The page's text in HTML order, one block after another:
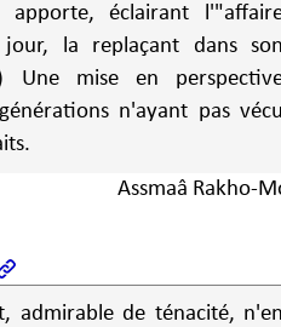
apporte, éclairant
la replaçant dans
Une mise en
n'ayant pas
Assmaâ Rakho-
admirable de ténacité,